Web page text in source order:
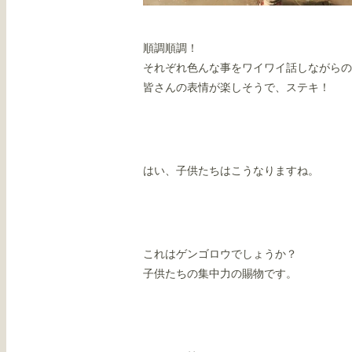
順調順調！
それぞれ色んな事をワイワイ話しながら
皆さんの表情が楽しそうで、ステキ！
はい、子供たちはこうなりますね。
これはゲンゴロウでしょうか？
子供たちの集中力の賜物です。